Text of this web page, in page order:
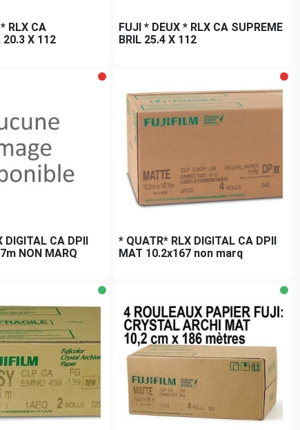
RLX CA
20.3 X 112
FUJI * DEUX * RLX CA SUPREME
BRIL 25.4 X 112
DIGITAL CA DPII
NON MARQ
* QUATR* RLX DIGITAL CA DPII
MAT 10.2x167 non marq